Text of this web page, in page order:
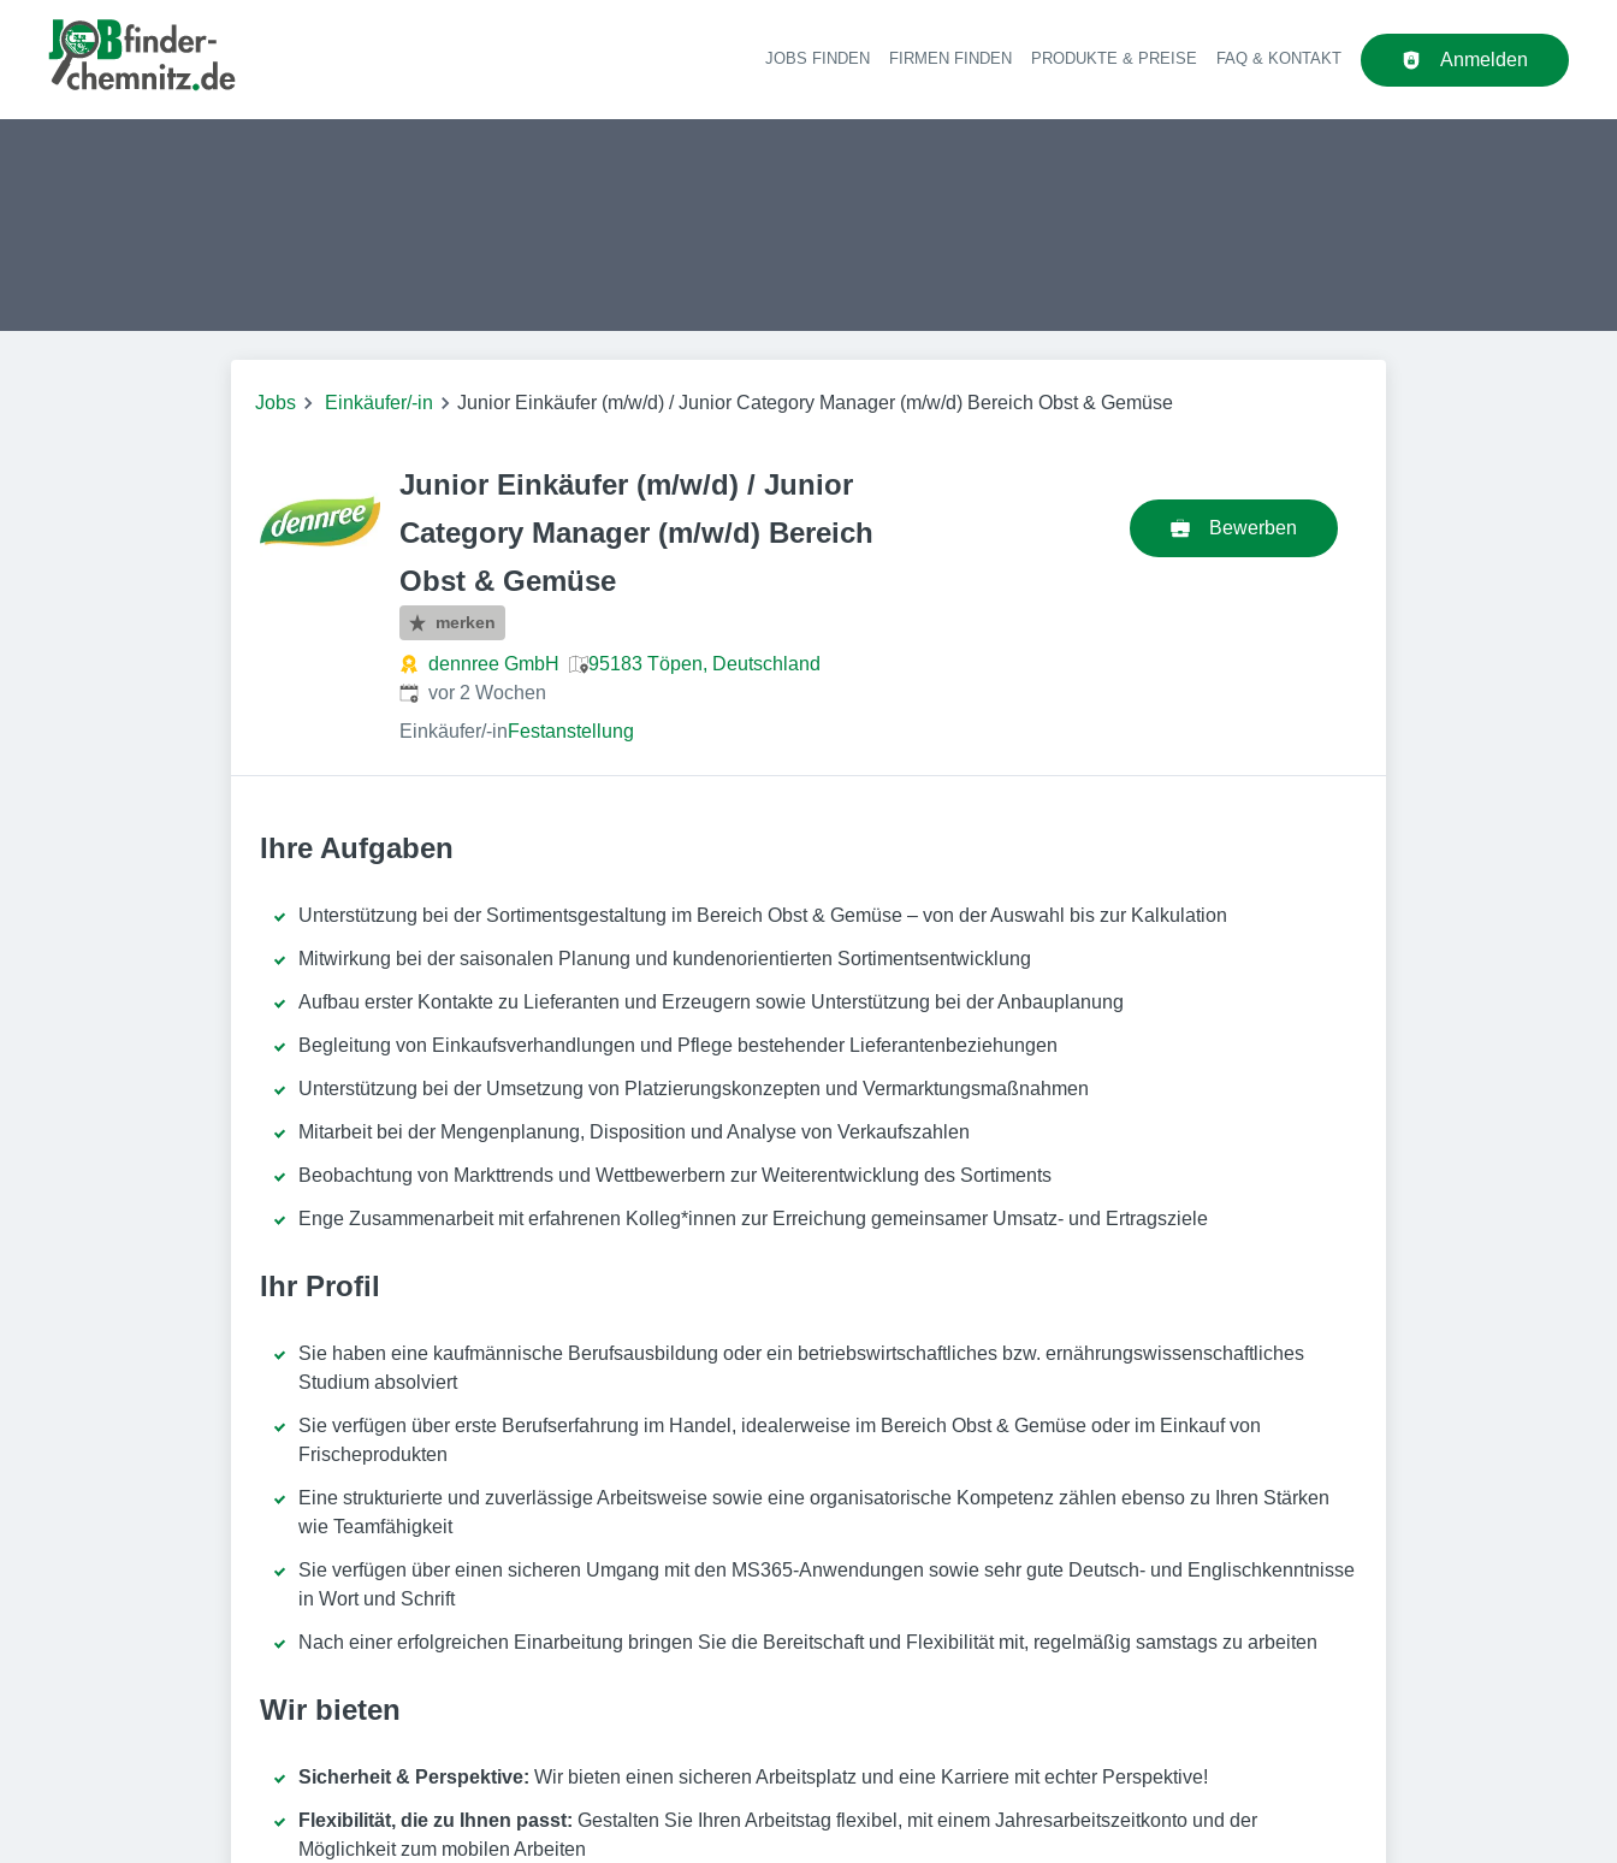
Haupt-Navigation
JOBS FINDEN FIRMEN FINDEN PRODUKTE & PREISE FAQ & KONTAKT Anmelden
Jobs Einkäufer/-in Junior Einkäufer (m/w/d) / Junior Category Manager (m/w/d) Bereich Obst & Gemüse
Junior Einkäufer (m/w/d) / Junior
Category Manager (m/w/d) Bereich
Obst & Gemüse
merken
dennree GmbH
95183 Töpen, Deutschland
Veröffentlicht:
vor 2 Wochen
Einkäufer/-inFestanstellung
Bewerben
Ihre Aufgaben
Unterstützung bei der Sortimentsgestaltung im Bereich Obst & Gemüse – von der Auswahl bis zur Kalkulation
Mitwirkung bei der saisonalen Planung und kundenorientierten Sortimentsentwicklung
Aufbau erster Kontakte zu Lieferanten und Erzeugern sowie Unterstützung bei der Anbauplanung
Begleitung von Einkaufsverhandlungen und Pflege bestehender Lieferantenbeziehungen
Unterstützung bei der Umsetzung von Platzierungskonzepten und Vermarktungsmaßnahmen
Mitarbeit bei der Mengenplanung, Disposition und Analyse von Verkaufszahlen
Beobachtung von Markttrends und Wettbewerbern zur Weiterentwicklung des Sortiments
Enge Zusammenarbeit mit erfahrenen Kolleg*innen zur Erreichung gemeinsamer Umsatz- und Ertragsziele
Ihr Profil
Sie haben eine kaufmännische Berufsausbildung oder ein betriebswirtschaftliches bzw. ernährungswissenschaftliches
Studium absolviert
Sie verfügen über erste Berufserfahrung im Handel, idealerweise im Bereich Obst & Gemüse oder im Einkauf von
Frischeprodukten
Eine strukturierte und zuverlässige Arbeitsweise sowie eine organisatorische Kompetenz zählen ebenso zu Ihren Stärken
wie Teamfähigkeit
Sie verfügen über einen sicheren Umgang mit den MS365-Anwendungen sowie sehr gute Deutsch- und Englischkenntnisse
in Wort und Schrift
Nach einer erfolgreichen Einarbeitung bringen Sie die Bereitschaft und Flexibilität mit, regelmäßig samstags zu arbeiten
Wir bieten
Sicherheit & Perspektive: Wir bieten einen sicheren Arbeitsplatz und eine Karriere mit echter Perspektive!
Flexibilität, die zu Ihnen passt: Gestalten Sie Ihren Arbeitstag flexibel, mit einem Jahresarbeitszeitkonto und der
Möglichkeit zum mobilen Arbeiten